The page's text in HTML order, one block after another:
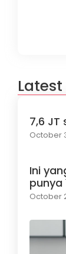
7,6
October
Ini
punya
October